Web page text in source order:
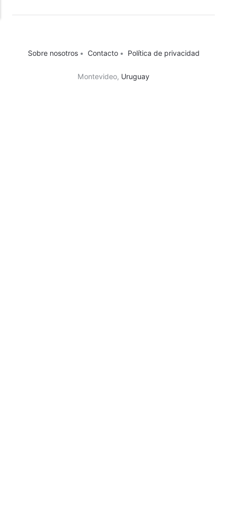
Sobre nosotros • Contacto • Política de privacidad
Montevideo, Uruguay